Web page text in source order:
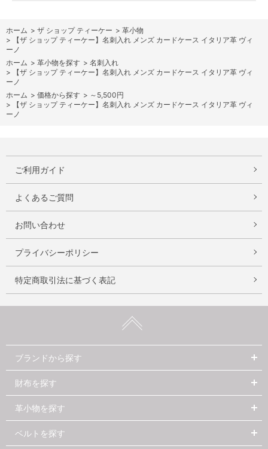
ホーム > ザ ショップ ティーケー > 革小物
>
【ザ ショップ ティーケー】名刺入れ メンズ カードケース イタリア革 ヴィ
ーノ
ホーム > 革小物を探す > 名刺入れ
>
【ザ ショップ ティーケー】名刺入れ メンズ カードケース イタリア革 ヴィ
ーノ
ホーム > 価格から探す > ～5,500円
>
【ザ ショップ ティーケー】名刺入れ メンズ カードケース イタリア革 ヴィ
ーノ
ご利用ガイド
よくあるご質問
お問い合わせ
プライバシーポリシー
特定商取引法に基づく表記
ブランドから探す
財布を探す
革小物を探す
ベルトを探す